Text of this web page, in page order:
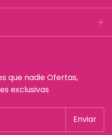
que nadie Ofertas,
exclusivas